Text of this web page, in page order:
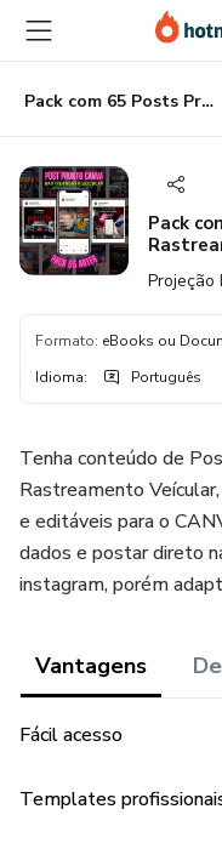
para
conteúdo
principal
para
pagamento
para
rodapé
Pack com 65 Posts Profissionais para Rastreamento Veícular
Pack
Projeção
Formato: eBooks ou
Idioma: Português
Tenha conteúdo de
Rastreamento
e editáveis para o
dados e postar direto
instagram, porém
Vantagens
Fácil acesso
Templates